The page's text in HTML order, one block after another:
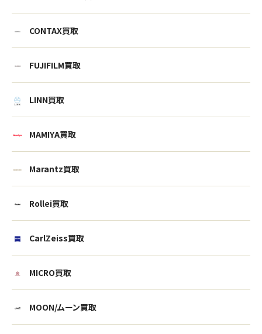
CONTAX買取
FUJIFILM買取
LINN買取
MAMIYA買取
Marantz買取
Rollei買取
CarlZeiss買取
MICRO買取
MOON/ムーン買取